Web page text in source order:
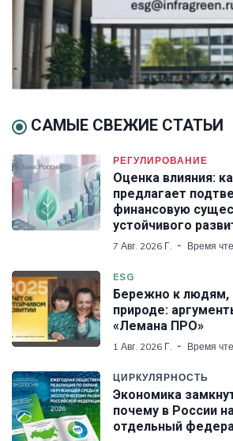
САМЫЕ СВЕЖИЕ СТАТЬИ
РЕГУЛИРОВАНИЕ
Оценка влияния:
предлагает
финансовую
устойчивого
7 Авг. 2026 Г. Время
ESG
Бережно к людям,
природе:
«Лемана ПРО»
1 Авг. 2026 Г. Время
ЦИРКУЛЯРНОСТЬ
Экономика
почему в России
отдельный